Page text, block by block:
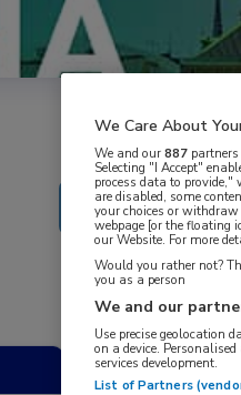
Congresnieuws
We Care About
We and our887
Selecting "I Accept"
process data to
are disabled, some
your choices or
webpage [or the floating
our Website. For more
Would you rather not?
you as a person
We and our
Use precise geolocation
on a device.
services development.
List of Partners